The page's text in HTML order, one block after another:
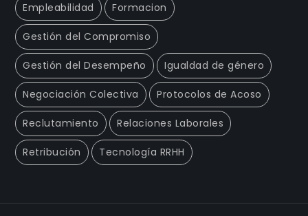
Empleabilidad Formacion
Gestión del Compromiso
Gestión del Desempeño Igualdad de género
Negociación Colectiva Protocolos de Acoso
Reclutamiento Relaciones Laborales
Retribución Tecnología RRHH